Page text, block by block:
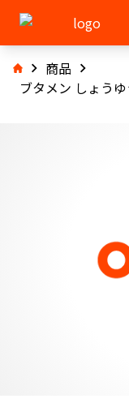
商品
ブタメン しょう